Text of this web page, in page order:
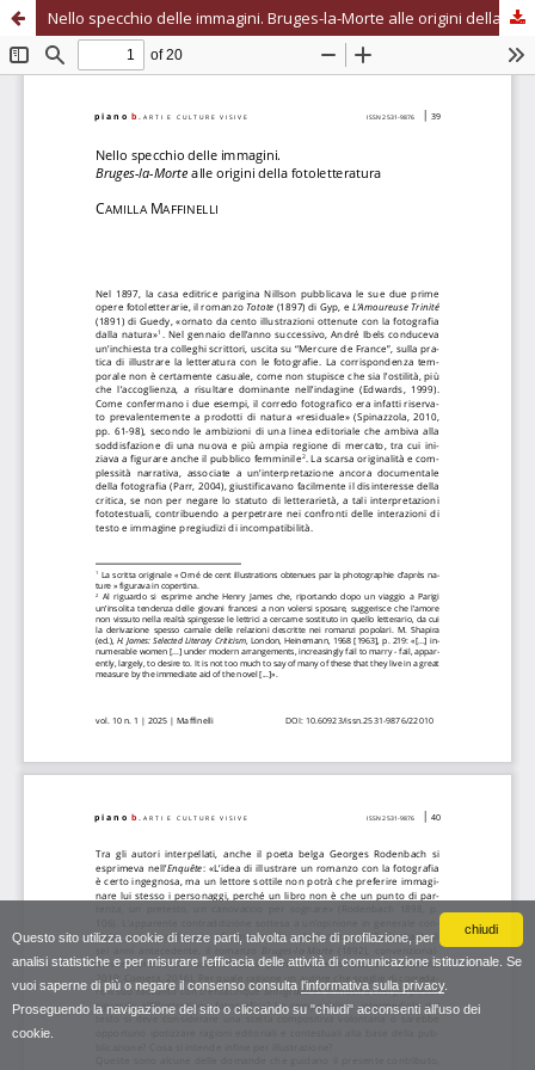
chiudi
Questo sito utilizza cookie di terze parti, talvolta anche di profilazione, per
analisi statistiche e per misurare l'efficacia delle attività di comunicazione istituzionale. Se
vuoi saperne di più o negare il consenso consulta l'informativa sulla privacy.
Proseguendo la navigazione del sito o cliccando su "chiudi" acconsenti all'uso dei
cookie.
Nello specchio delle immagini. Bruges-la-Morte alle origini della fotoletteratura